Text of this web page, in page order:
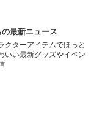
最新ニュース
クターアイテムでほっと
いい最新グッズやイベン